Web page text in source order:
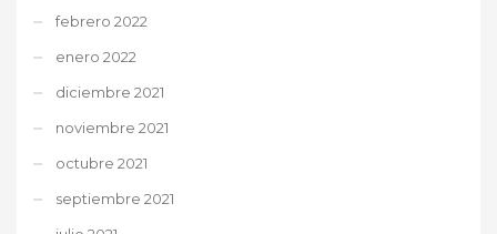
febrero 2022
enero 2022
diciembre 2021
noviembre 2021
octubre 2021
septiembre 2021